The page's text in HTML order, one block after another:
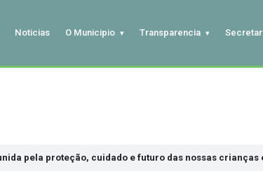
Noticias O Municipio Transparencia
pela proteção, cuidado e futuro das nossas crianças